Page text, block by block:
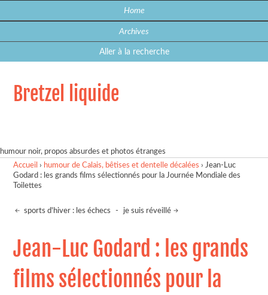
Home
Archives
Aller à la recherche
Bretzel liquide
humour noir, propos absurdes et photos étranges
Accueil › humour de Calais, bêtises et dentelle décalées ›Jean-Luc
Godard : les grands films sélectionnés pour la Journée Mondiale des
Toilettes
sports d'hiver : les échecs - je suis réveillé
Jean-Luc Godard : les grands
films sélectionnés pour la